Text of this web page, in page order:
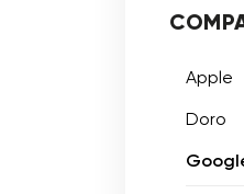
Apple
Doro